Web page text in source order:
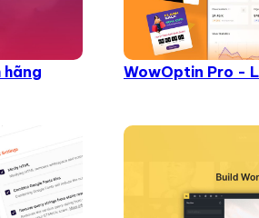
hãng WowOptin Pro -